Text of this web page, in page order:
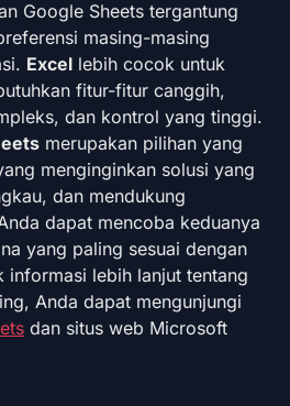
Google Sheets tergantung
masing-masing
Excel lebih cocok untuk
fitur-fitur canggih,
dan kontrol yang tinggi.
merupakan pilihan yang
menginginkan solusi yang
dan mendukung
dapat mencoba keduanya
yang paling sesuai dengan
informasi lebih lanjut tentang
Anda dapat mengunjungi
dan situs web Microsoft